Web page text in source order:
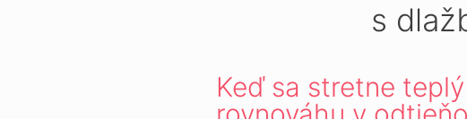
s
Keď sa stretne